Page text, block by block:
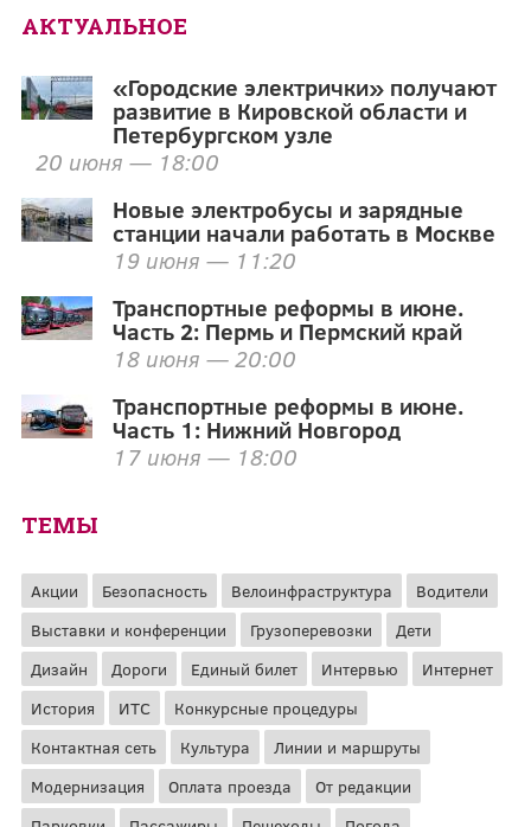
АКТУАЛЬНОЕ
«Городские электрички» получают
развитие в Кировской области и
Петербургском узле
20 июня — 18:00
Новые электробусы и зарядные
станции начали работать в Москве
19 июня — 11:20
Транспортные реформы в июне.
Часть 2: Пермь и Пермский край
18 июня — 20:00
Транспортные реформы в июне.
Часть 1: Нижний Новгород
17 июня — 18:00
ТЕМЫ
Акции Безопасность Велоинфраструктура
Водители
Выставки и конференции
Грузоперевозки
Дети
Дизайн
Дороги Единый билет Интервью
Интернет
История
ИТС
Конкурсные процедуры
Контактная сеть
Культура
Линии и маршруты
Модернизация
Оплата проезда
От редакции